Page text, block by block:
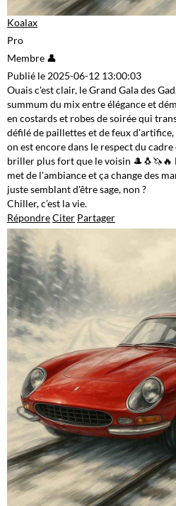
Koalax
Pro
Membre 👤
Publié le 2025-06-12 13:00:03
Ouais c'est clair, le Grand Gala des
summum du mix entre élégance et
en costards et robes de soirée qui
défilé de paillettes et de feux
on est encore dans le respect du
briller plus fort que le voisin 🎩🐧🦄🔥
met de l'ambiance et ça change des
juste semblant d'être sage, non ?
Chiller, c’est la vie.
RépondreCiter Partager